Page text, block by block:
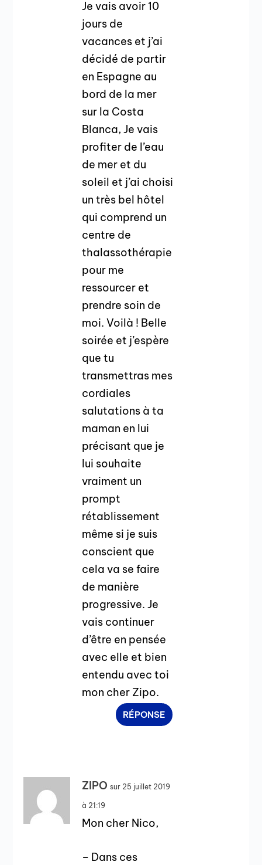
Je vais avoir 10
jours de
vacances et j’ai
décidé de partir
en Espagne au
bord de la mer
sur la Costa
Blanca, Je vais
profiter de l’eau
de mer et du
soleil et j’ai choisi
un très bel hôtel
qui comprend un
centre de
thalassothérapie
pour me
ressourcer et
prendre soin de
moi. Voilà ! Belle
soirée et j’espère
que tu
transmettras mes
cordiales
salutations à ta
maman en lui
précisant que je
lui souhaite
vraiment un
prompt
rétablissement
même si je suis
conscient que
cela va se faire
de manière
progressive. Je
vais continuer
d’être en pensée
avec elle et bien
entendu avec toi
mon cher Zipo.
RÉPONSE
ZIPO sur 25 juillet 2019
à 21:19
Mon cher Nico,
– Dans ces